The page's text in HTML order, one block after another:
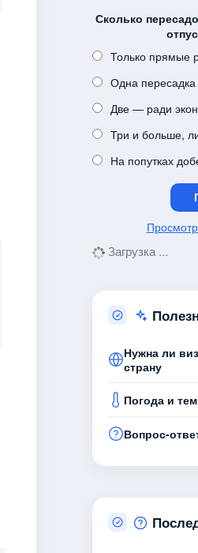
Сколько
Только прямые
Одна
Две — ради
Три и больше,
На попутках
Загрузка ...
Нужна ли
страну
Погода и
Вопрос-